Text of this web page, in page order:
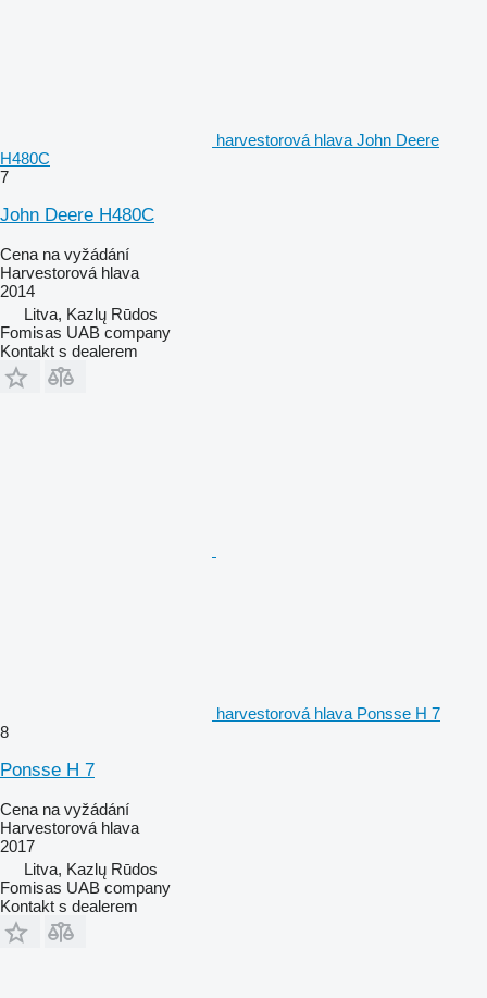
harvestorová hlava John Deere
H480C
7
John Deere H480C
Cena na vyžádání
Harvestorová hlava
2014
Litva, Kazlų Rūdos
Fomisas UAB company
Kontakt s dealerem
harvestorová hlava Ponsse H 7
8
Ponsse H 7
Cena na vyžádání
Harvestorová hlava
2017
Litva, Kazlų Rūdos
Fomisas UAB company
Kontakt s dealerem